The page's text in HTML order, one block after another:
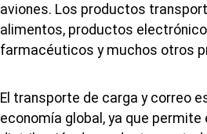
aviones. Los productos
alimentos, productos
farmacéuticos y muchos otros
El transporte de carga y correo
economía global, ya que permite